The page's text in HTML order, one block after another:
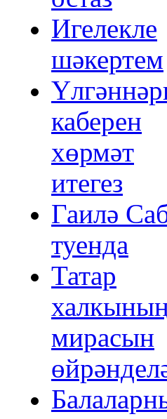
Игелекле
шәкертем
каберен
хөрмәт
итегез
Гаилә
туенда
Татар
мирасын